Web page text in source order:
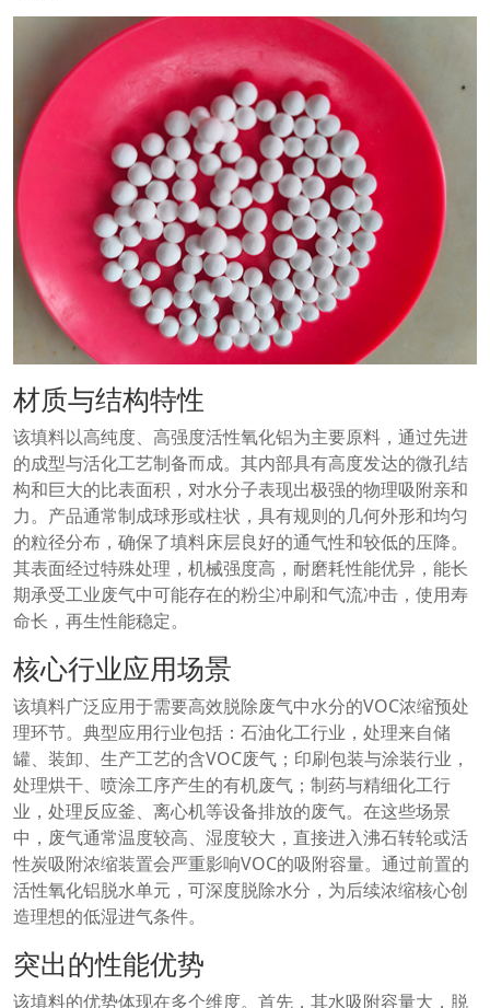
材质与结构特性
该填料以高纯度、高强度活性氧化铝为主要原料，通过先进
的成型与活化工艺制备而成。其内部具有高度发达的微孔结
构和巨大的比表面积，对水分子表现出极强的物理吸附亲和
力。产品通常制成球形或柱状，具有规则的几何外形和均匀
的粒径分布，确保了填料床层良好的通气性和较低的压降。
其表面经过特殊处理，机械强度高，耐磨耗性能优异，能长
期承受工业废气中可能存在的粉尘冲刷和气流冲击，使用寿
命长，再生性能稳定。
核心行业应用场景
该填料广泛应用于需要高效脱除废气中水分的VOC浓缩预处
理环节。典型应用行业包括：石油化工行业，处理来自储
罐、装卸、生产工艺的含VOC废气；印刷包装与涂装行业，
处理烘干、喷涂工序产生的有机废气；制药与精细化工行
业，处理反应釜、离心机等设备排放的废气。在这些场景
中，废气通常温度较高、湿度较大，直接进入沸石转轮或活
性炭吸附浓缩装置会严重影响VOC的吸附容量。通过前置的
活性氧化铝脱水单元，可深度脱除水分，为后续浓缩核心创
造理想的低湿进气条件。
突出的性能优势
该填料的优势体现在多个维度。首先，其水吸附容量大，脱